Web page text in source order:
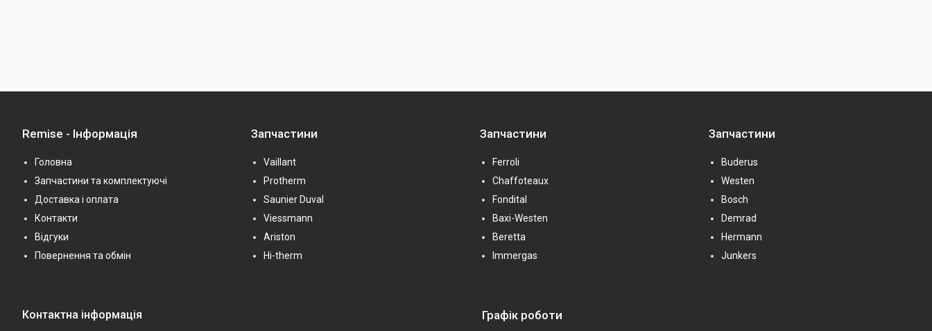
Remise - Інформація
Головна
Запчастини та комплектуючі
Доставка і оплата
Контакти
Відгуки
Повернення та обмін
Запчастини
Vaillant
Protherm
Saunier Duval
Viessmann
Ariston
Hi-therm
Запчастини
Ferroli
Chaffoteaux
Fondital
Baxi-Westen
Beretta
Immergas
Запчастини
Buderus
Westen
Bosch
Demrad
Hermann
Junkers
Графік роботи